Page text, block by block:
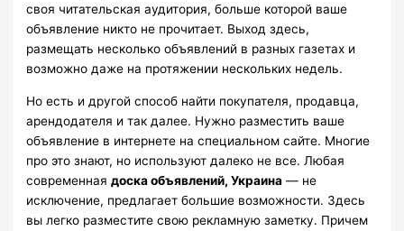
своя читательская аудитория, больше которой ваше
объявление никто не прочитает. Выход здесь,
размещать несколько объявлений в разных газетах и
возможно даже на протяжении нескольких недель.
Но есть и другой способ найти покупателя, продавца,
арендодателя и так далее. Нужно разместить ваше
объявление в интернете на специальном сайте. Многие
про это знают, но используют далеко не все. Любая
современнаядоска объявлений, Украина — не
исключение, предлагает большие возможности. Здесь
вы легко разместите свою рекламную заметку. Причем